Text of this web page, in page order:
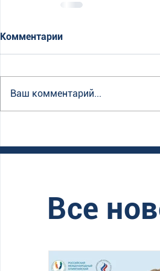
Комментарии
Ваш комментарий...
Все